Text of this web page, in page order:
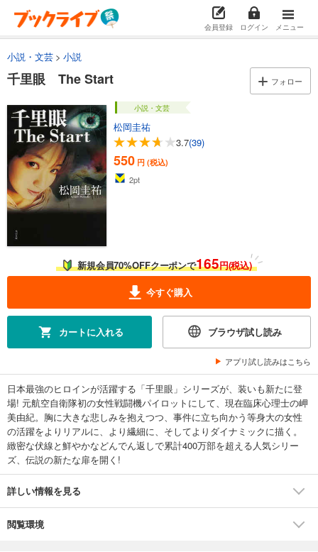
会員登録 ログイン メニュー
小説・文芸 小説
千里眼 The Start フォロー
小説・文芸
松岡圭祐
3.7(39)
550 円 (税込)
2pt
新規会員70%OFFクーポンで165円(税込)
今すぐ購入
カートに入れる ブラウザ試し読み
アプリ試し読みはこちら
日本最強のヒロインが活躍する「千里眼」シリーズが、装いも新たに登
場! 元航空自衛隊初の女性戦闘機パイロットにして、現在臨床心理士の岬
美由紀。胸に大きな悲しみを抱えつつ、事件に立ち向かう等身大の女性
の活躍をよりリアルに、より繊細に、そしてよりダイナミックに描く。
緻密な伏線と鮮やかなどんでん返しで累計400万部を超える人気シリー
ズ、伝説の新たな扉を開く!
詳しい情報を見る
閲覧環境